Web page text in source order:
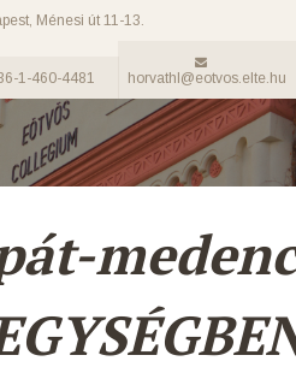
Ménesi út 11-13.
1-460-4481 horvathl@eotvos.elte.hu